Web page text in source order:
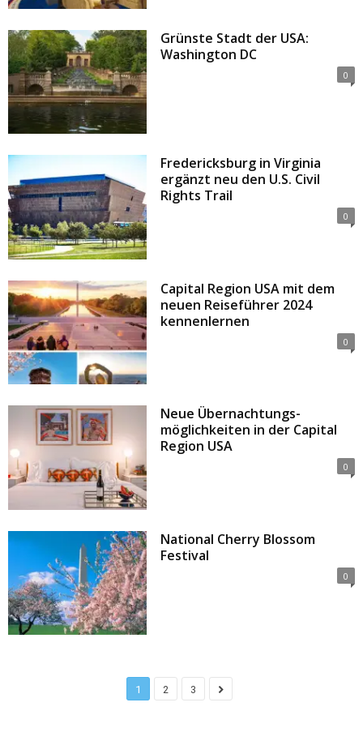
Grünste Stadt der USA:
Washington DC
0
Fredericksburg in Virginia
ergänzt neu den U.S. Civil
Rights Trail
0
Capital Region USA mit dem
neuen Reiseführer 2024
kennenlernen
0
Neue Übernachtungs­
möglichkeiten in der Capital
Region USA
0
National Cherry Blossom
Festival
0
1 2 3